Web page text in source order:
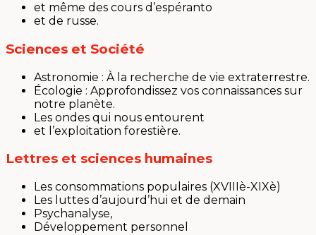
et même des cours d’espéranto
et de russe.
Sciences et Société
Astronomie : À la recherche de vie extraterrestre.
Écologie : Approfondissez vos connaissances sur
notre planète.
Les ondes qui nous entourent
et l’exploitation forestière.
Lettres et sciences humaines
Les consommations populaires (XVIIIè-XIXè)
Les luttes d’aujourd’hui et de demain
Psychanalyse,
Développement personnel